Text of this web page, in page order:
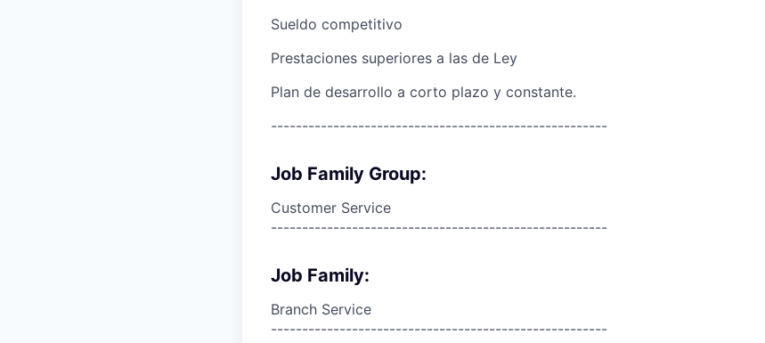
Sueldo competitivo
Prestaciones superiores a las de Ley
Plan de desarrollo a corto plazo y constante.
------------------------------------------------------
Job Family Group:
Customer Service
------------------------------------------------------
Job Family:
Branch Service
------------------------------------------------------